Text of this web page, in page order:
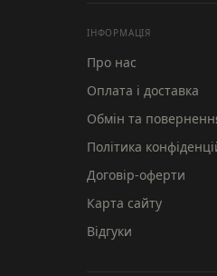
ІНФОРМАЦІЯ
Про нас
Оплата і доставка
Обмін та
Політика
Договір-оферти
Карта сайту
Відгуки